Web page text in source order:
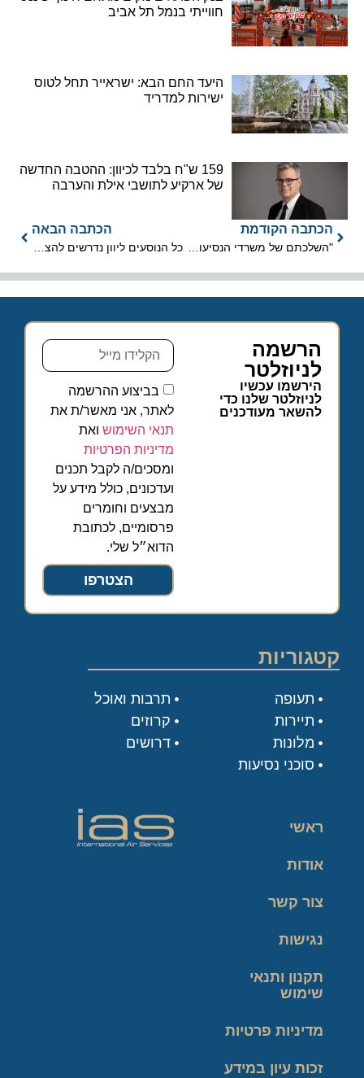
חווייתי בנמל תל אביב
היעד החם הבא: ישראייר תחל לטוס
ישירות למדריד
159 ש"ח בלבד לכיוון: ההטבה החדשה
של ארקיע לתושבי אילת והערבה
הכתבה הקודמת
"השלכתם של משרדי הנסיעות ואלפי עובדים אל תהומות האבדון"
הכתבה הבאה
כל הנוסעים ליוון נדרשים להציג בדיקת PCR שלילת לקורונה
הרשמה
לניוזלטר
הירשמו עכשיו
לניוזלטר שלנו כדי
להשאר מעודכנים
בביצוע ההרשמה
לאתר, אני מאשר/ת את
תנאי השימושואת
מדיניות הפרטיות
ומסכים/ה לקבל תכנים
ועדכונים, כולל מידע על
מבצעים וחומרים
פרסומיים, לכתובת
הדוא״ל שלי.
הצטרפו
קטגוריות
תעופה
תיירות
מלונות
סוכני נסיעות
תרבות ואוכל
קרוזים
דרושים
ראשי
אודות
צור קשר
נגישות
תקנון ותנאי
שימוש
מדיניות פרטיות
זכות עיון במידע